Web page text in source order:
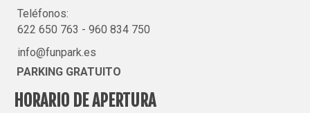
Teléfonos:
622 650 763 - 960 834 750
info@funpark.es
PARKING GRATUITO
HORARIO DE APERTURA